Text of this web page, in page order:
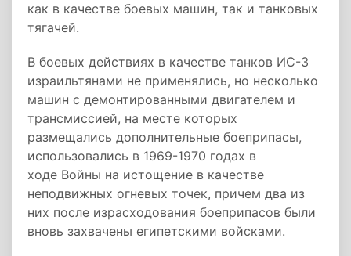
как в качестве боевых машин, так и танковых
тягачей.
В боевых действиях в качестве танков ИС-3
израильтянами не применялись, но несколько
машин с демонтированными двигателем и
трансмиссией, на месте которых
размещались дополнительные боеприпасы,
использовались в 1969-1970 годах в
ходе Войны на истощение в качестве
неподвижных огневых точек, причем два из
них после израсходования боеприпасов были
вновь захвачены египетскими войсками.